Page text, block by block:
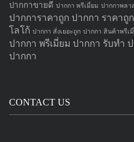
ปากกาขายดี ปากกา พรีเมี่ยม ปากกาพลา
ปากการาคาถูก ปากกา ราคาถูก
โลโก้ ปากกา สั่งเยอะถูก ปากกา สินค้าพรีเ
ปากกา พรีเมี่ยม ปากกา รับทำ
ปากกา
CONTACT US